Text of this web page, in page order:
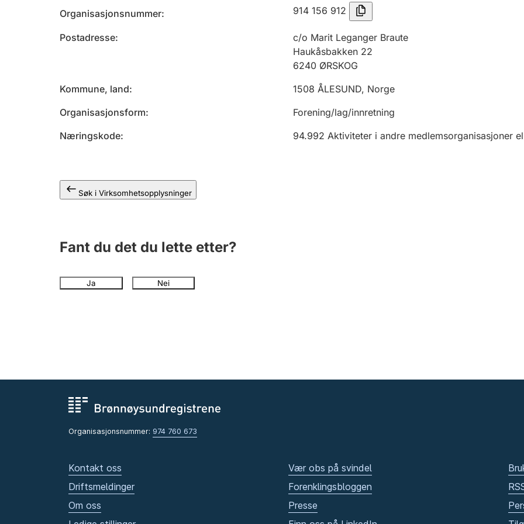
Organisasjonsnummer 914 156 912
Postadresse
c/o Marit Leganger Braute
Haukåsbakken 22
6240 ØRSKOG
Kommune, land
1508 ÅLESUND, Norge
Organisasjonsform
Forening/lag/innretning
Næringskode
94.992 Aktiviteter i andre medlemsorganisasjoner
Søk i Virksomhetsopplysninger
Fant du det du lette etter?
Ja Nei
Organisasjonsnummer: 974 760 673
Kontakt oss
Driftsmeldinger
Om oss
Vær obs på svindel
Forenklingsbloggen
Presse